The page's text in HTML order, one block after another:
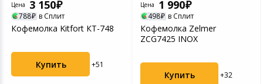
Цена
3 150
788 в Сплит
Кофемолка Kitfort КТ-748
Купить +51
Цена
1 990
498 в Сплит
Кофемолка Zelmer
ZCG7425 INOX
Купить +32